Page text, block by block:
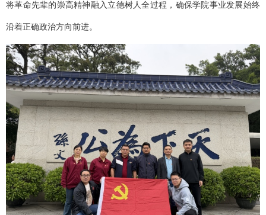
将革命先辈的崇高精神融入立德树人全过程，确保学院事业发展始终
沿着正确政治方向前进。